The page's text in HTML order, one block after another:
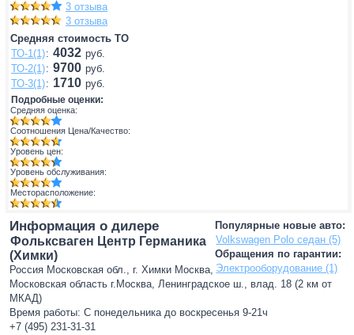
3 отзыва
3 отзыва
Средняя стоимость ТО
ТО-1(1): 4032 руб.
ТО-2(1): 9700 руб.
ТО-3(1): 1710 руб.
Подробные оценки:
Средняя оценка:
Соотношения Цена/Качество:
Уровень цен:
Уровень обслуживания:
Месторасположение:
Популярные новые авто:
Volkswagen Polo седан (5)
Обращения по гарантии:
Электрооборудование (1)
Информация о дилере
Фольксваген Центр Германика
(Химки)
Россия Московская обл., г. Химки Москва,
Московская область г.Москва, Ленинградское ш., влад. 18 (2 км от
МКАД)
Время работы: С понедельника до воскресенья 9-21ч
+7 (495) 231-31-31